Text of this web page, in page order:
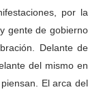
por la
gente de gobierno
Delante de
del mismo en
El arca del